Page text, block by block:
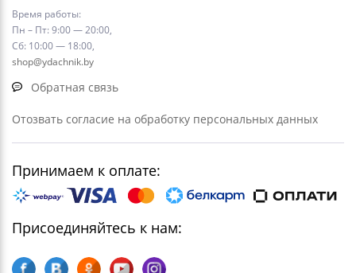
Время работы:
Пн – Пт: 9:00 — 20:00,
Сб: 10:00 — 18:00,
shop@ydachnik.by
Обратная связь
Отозвать согласие на обработку персональных данных
Принимаем к оплате:
Присоединяйтесь к нам: